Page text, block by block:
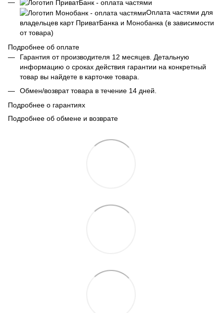
Оплата частями для
владельцев карт ПриватБанка и Монобанка (в зависимости
от товара)
Подробнее об оплате
Гарантия от производителя 12 месяцев. Детальную
информацию о сроках действия гарантии на конкретный
товар вы найдете в карточке товара.
Обмен/возврат товара в течение 14 дней.
Подробнее о гарантиях
Подробнее об обмене и возврате